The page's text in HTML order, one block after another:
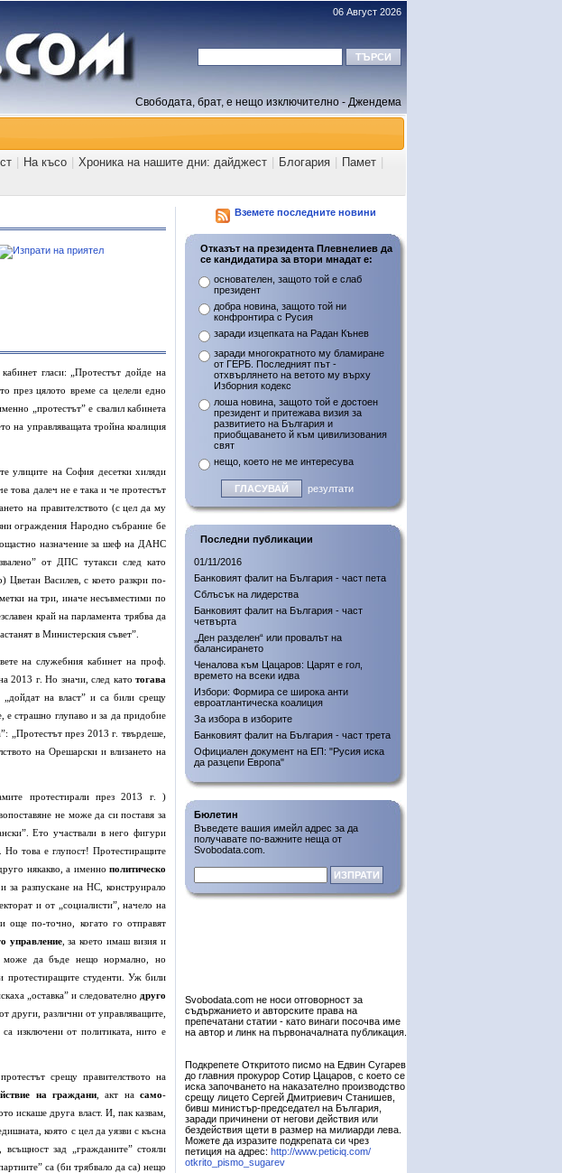
06 Август 2026
Свободата, брат, е нещо изключително - Джендема
На късо Хроника на нашите дни: дайджест Блогария Памет
гласи: „Протестът дойде на
през цялото време са целели едно
„протестът” е свалил кабинета
на управляващата тройна коалиция
улиците на София десетки хиляди
това далеч не е така и че протестът
на правителството (с цел да му
ограждения Народно събрание бе
назначение за шеф на ДАНС
от ДПС тутакси след като
Цветан Василев, с което разкри по-
на три, иначе несъвместими по
край на парламента трябва да
в Министерския съвет”.
на служебния кабинет на проф.
2013 г. Но значи, след като тогава
„дойдат на власт” и са били срещу
е страшно глупаво и за да придобие
„Протестът през 2013 г. твърдеше,
на Орешарски и влизането на
протестирали през 2013 г. )
не може да си поставя за
Ето участвали в него фигури
Но това е глупост! Протестиращите
някакво, а именно политическо
за разпускане на НС, конструирало
и от „социалисти”, начело на
още по-точно, когато го отправят
управление, за което имаш визия и
може да бъде нещо нормално, но
студенти. Уж били
„оставка” и следователно друго
други, различни от управляващите,
изключени от политиката, нито е
срещу правителството на
на граждани , акт насамо-
искаше друга власт. И, пак казвам,
която с цел да уязви с късна
всъщност зад „гражданите” стояли
са (би трябвало да са) нещо
Вземете последните новини
Отказът на президента Плевнелиев да
се кандидатира за втори мнадат е:
основателен, защото той е слаб
президент
добра новина, защото той ни
конфронтира с Русия
заради изцепката на Радан Кънев
заради многократното му бламиране
от ГЕРБ. Последният път -
отхвърлянето на ветото му върху
Изборния кодекс
лоша новина, защото той е достоен
президент и притежава визия за
развитието на България и
приобщаването й към цивилизования
свят
нещо, което не ме интересува
резултати
Последни публикации
01/11/2016
Банковият фалит на България - част пета
Сблъсък на лидерства
Банковият фалит на България - част
четвърта
„Ден разделен“ или провалът на
балансирането
Ченалова към Цацаров: Царят е гол,
времето на всеки идва
Избори: Формира се широка анти
евроатлантическа коалиция
За избора в изборите
Банковият фалит на България - част трета
Официален документ на ЕП: "Русия иска
да разцепи Европа"
Бюлетин
Въведете вашия имейл адрес за да
получавате по-важните неща от
Svobodata.com.
Svobodata.com не носи отговорност за
съдържанието и авторските права на
препечатани статии - като винаги посочва име
на автор и линк на първоначалната публикация.
Подкрепете Откритото писмо на Едвин Сугарев
до главния прокурор Сотир Цацаров, с което се
иска започването на наказателно производство
срещу лицето Сергей Дмитриевич Станишев,
бивш министър-председател на България,
заради причинени от негови действия или
бездействия щети в размер на милиарди лева.
Можете да изразите подкрепата си чрез
петиция на адрес: http://www.peticiq.com/
otkrito_pismo_sugarev